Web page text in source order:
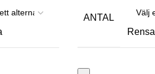
ANTAL
Rensa